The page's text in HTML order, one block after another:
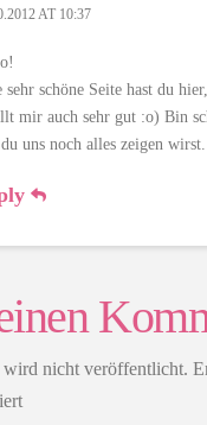
AT 10:37
sehr schöne Seite hast du
mir auch sehr gut :o) Bin
uns noch alles zeigen
nicht veröffentlicht.